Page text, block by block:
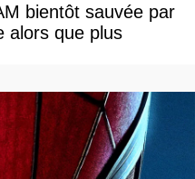
bientôt sauvée par
alors que plus